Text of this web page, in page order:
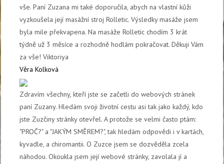
vše. Paní Zuzana mi také doporučila, abych na vlastní kůži
vyzkoušela její masážní stroj Rolletic. Výsledky masáže jsem
byla mile překvapena. Na masáže Rolletic chodím 3 krát
týdně už 3 měsíce a rozhodně hodlám pokračovat. Děkuji Vám
za vše! Viktoriya
Věra Kolková
Zdravím všechny, kteří jste se začetli do webových stránek
paní Zuzany. Hledám svoji životní cestu asi tak jako každý, kdo
jste Zuzčiny stránky otevřel. A protože se velmi často ptám:
"PROČ?" a "JAKÝM SMĚREM?", tak hledám odpovědi i v kartách,
kyvadle, a chiromantii. O Zuzce jsem se dozvěděla zcela
náhodou. Okoukla jsem její webové stránky, zavolala jí a